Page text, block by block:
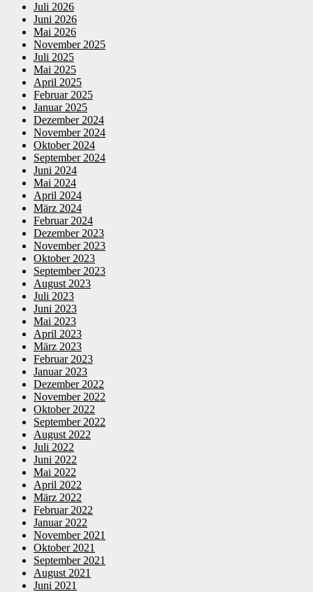
Juli 2026
Juni 2026
Mai 2026
November 2025
Juli 2025
Mai 2025
April 2025
Februar 2025
Januar 2025
Dezember 2024
November 2024
Oktober 2024
September 2024
Juni 2024
Mai 2024
April 2024
März 2024
Februar 2024
Dezember 2023
November 2023
Oktober 2023
September 2023
August 2023
Juli 2023
Juni 2023
Mai 2023
April 2023
März 2023
Februar 2023
Januar 2023
Dezember 2022
November 2022
Oktober 2022
September 2022
August 2022
Juli 2022
Juni 2022
Mai 2022
April 2022
März 2022
Februar 2022
Januar 2022
November 2021
Oktober 2021
September 2021
August 2021
Juni 2021